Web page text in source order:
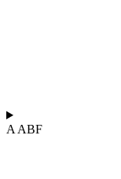
A ABF